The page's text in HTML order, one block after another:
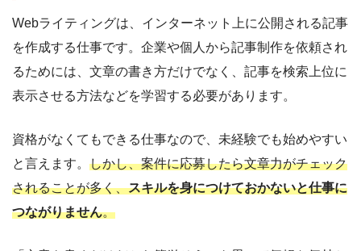
Webライティングは、インターネット上に公開される記事
を作成する仕事です。企業や個人から記事制作を依頼され
るためには、文章の書き方だけでなく、記事を検索上位に
表示させる方法などを学習する必要があります。
資格がなくてもできる仕事なので、未経験でも始めやすい
と言えます。 しかし、案件に応募したら文章力がチェック
されることが多く、スキルを身につけておかないと仕事に
つながりません。